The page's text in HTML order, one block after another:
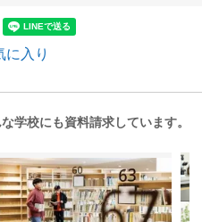
に入り
学校にも資料請求しています。